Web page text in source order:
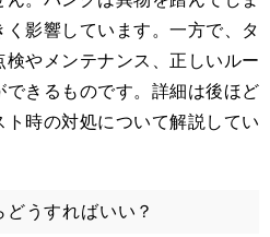
影響しています。一方で、タ
やメンテナンス、正しいルー
できるものです。詳細は後ほど
時の対処について解説してい
うすればいい？